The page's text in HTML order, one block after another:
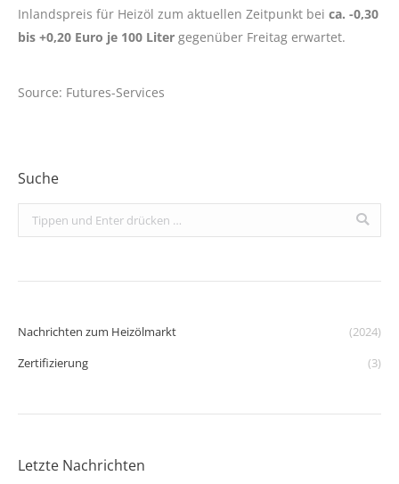
Inlandspreis für Heizöl zum aktuellen Zeitpunkt bei ca. -0,30
bis +0,20 Euro je 100 Liter gegenüber Freitag erwartet.
Source: Futures-Services
Suche
Search:
Nachrichten zum Heizölmarkt
(2024)
Zertifizierung
(3)
Letzte Nachrichten